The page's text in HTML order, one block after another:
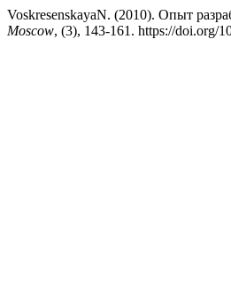
VoskresenskayaN. (2010). Опыт
Moscow, (3), 143-161. https://doi.org/